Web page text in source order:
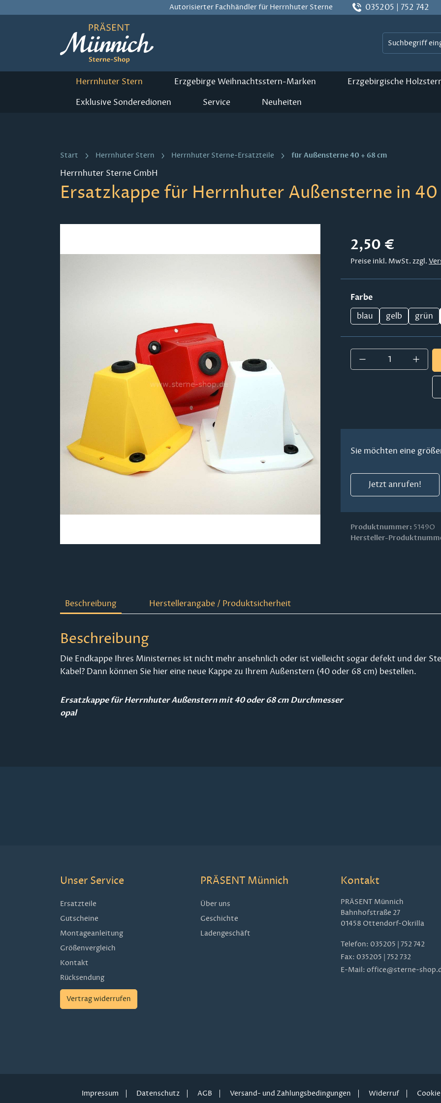
Autorisierter Fachhändler für Herrnhuter Sterne 035205 | 752 742
Herrnhuter Stern Erzgebirge Weihnachtsstern-Marken Erzgebirgische
Exklusive Sonderedionen Service Neuheiten
Start Herrnhuter Stern Herrnhuter Sterne-Ersatzteile für Außensterne 40 + 68 cm
Herrnhuter Sterne GmbH
Ersatzkappe für Herrnhuter Außensterne in
Regulärer Preis:
2,50 €
Preise inkl. MwSt. zzgl.
Farbeauswählen
blau
gelb grün
Produkt
Sie möchten eine
Jetzt anrufen!
Produktnummer: 5149O
Hersteller-
Beschreibung Herstellerangabe / Produktsicherheit
Beschreibung
Die Endkappe Ihres Ministernes ist nicht mehr ansehnlich oder ist vielleicht sogar defekt und der
Kabel? Dann können Sie hier eine neue Kappe zu Ihrem Außenstern (40 oder 68 cm) bestellen.
Ersatzkappe für Herrnhuter Außenstern mit 40 oder 68 cm Durchmesser
opal
Unser Service
Ersatzteile
Gutscheine
Montageanleitung
Größenvergleich
Kontakt
Rücksendung
Vertrag widerrufen
PRÄSENT Münnich
Über uns
Geschichte
Ladengeschäft
Kontakt
PRÄSENT Münnich
Bahnhofstraße 27
01458 Ottendorf-Okrilla
Telefon: 035205 | 752 742
Fax: 035205 | 752 732
E-Mail: office@sterne-
Impressum Datenschutz AGB Versand- und Zahlungsbedingungen Widerruf